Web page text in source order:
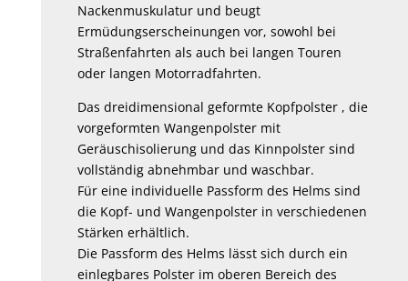
Nackenmuskulatur und beugt
Ermüdungserscheinungen vor, sowohl bei
Straßenfahrten als auch bei langen Touren
oder langen Motorradfahrten.
Das dreidimensional geformte Kopfpolster , die
vorgeformten Wangenpolster mit
Geräuschisolierung und das Kinnpolster sind
vollständig abnehmbar und waschbar.
Für eine individuelle Passform des Helms sind
die Kopf- und Wangenpolster in verschiedenen
Stärken erhältlich.
Die Passform des Helms lässt sich durch ein
einlegbares Polster im oberen Bereich des